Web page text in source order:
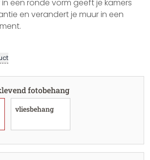
een ronde vorm geeft je kamers
en verandert je muur in een
fotobehang
vliesbehang